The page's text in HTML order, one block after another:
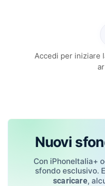
Accedi per iniziare
Nuovi
Con iPhoneItalia+
sfondo esclusivo.
scaricare,